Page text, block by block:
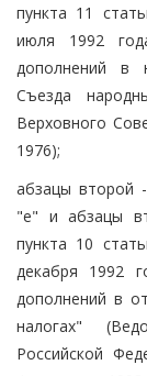
пункта 11
июля 1992
дополнений в
Съезда
Верховного
1976);
абзацы второй
"е" и абзацы
пункта 10
декабря 1992
дополнений в
налогах"
Российской